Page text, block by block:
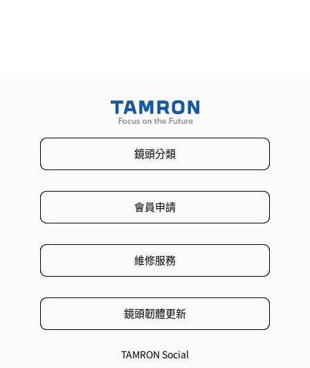
鏡頭分類
會員申請
維修服務
鏡頭韌體更新
TAMRON Social